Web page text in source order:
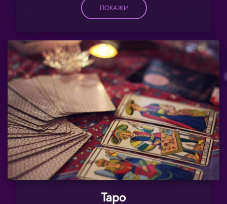
ПОКАЖИ
Таро